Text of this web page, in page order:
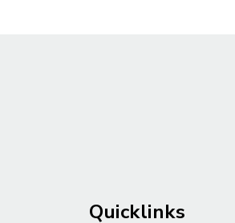
Quicklinks